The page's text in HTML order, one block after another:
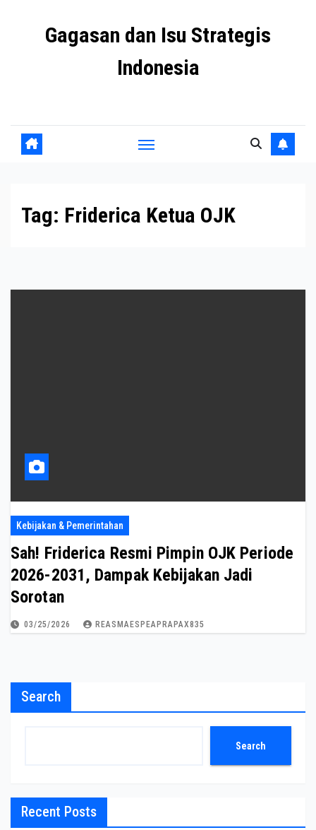
Gagasan dan Isu Strategis
Indonesia
Tag: Friderica Ketua OJK
Kebijakan & Pemerintahan
Sah! Friderica Resmi Pimpin OJK Periode
2026-2031, Dampak Kebijakan Jadi
Sorotan
03/25/2026 REASMAESPEAPRAPAX835
Search
Search
Recent Posts